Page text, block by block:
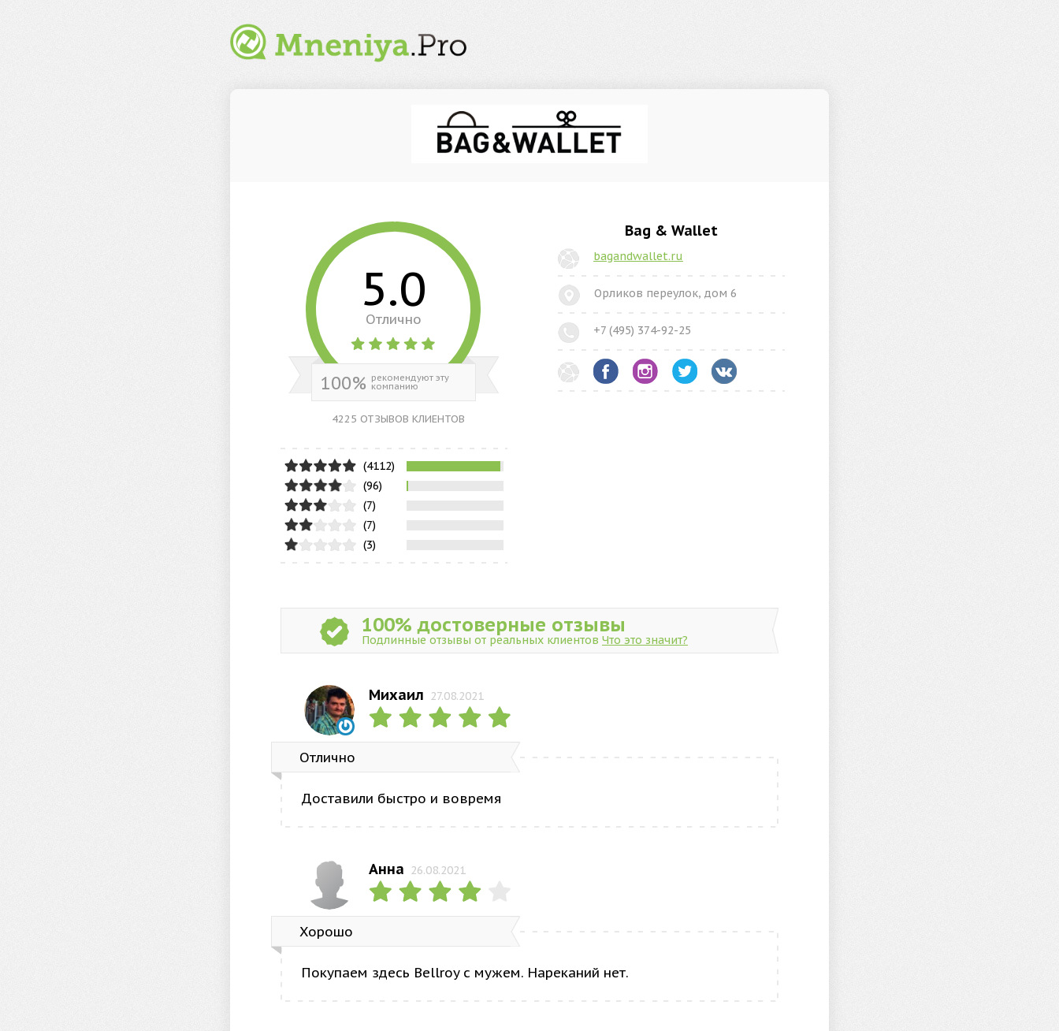
5.0
Отлично
100% рекомендуют эту
компанию
4225 ОТЗЫВОВ КЛИЕНТОВ
(4112)
(96)
(7)
(7)
(3)
Bag & Wallet
bagandwallet.ru
Орликов переулок, дом 6
+7 (495) 374-92-25
100% достоверные отзывы
Подлинные отзывы от реальных клиентов Что это значит?
Михаил 27.08.2021
Отлично
Доставили быстро и вовремя
Анна 26.08.2021
Хорошо
Покупаем здесь Bellroy с мужем. Нареканий нет.